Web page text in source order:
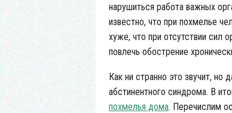
нарушиться работа важных
известно, что при похмелье
хуже, что при отсутствии сил
повлечь обострение
Как ни странно это звучит,
абстинентного синдрома. В
похмелья дома. Перечислим